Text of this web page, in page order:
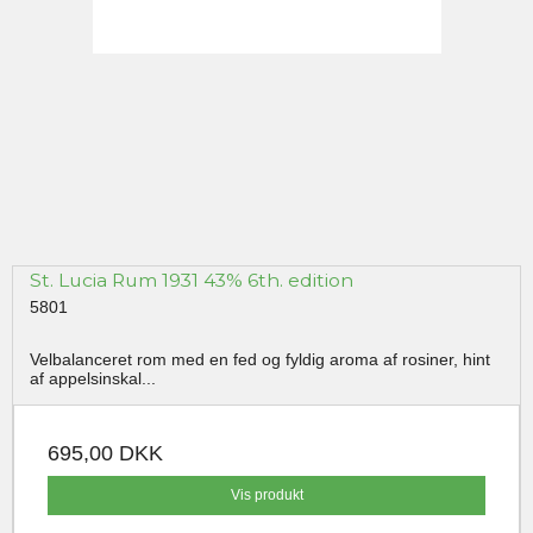
St. Lucia Rum 1931 43% 6th. edition
5801
Velbalanceret rom med en fed og fyldig aroma af rosiner, hint
af appelsinskal...
695,00 DKK
Vis produkt